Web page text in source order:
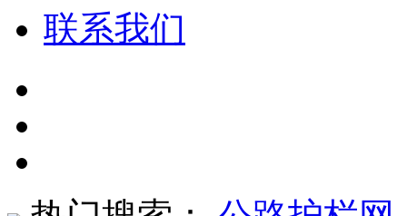
联系我们